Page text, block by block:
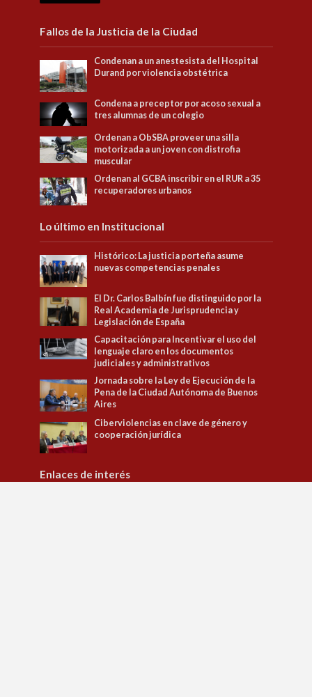
Fallos de la Justicia de la Ciudad
Condenan a un anestesista del Hospital
Durand por violencia obstétrica
Condena a preceptor por acoso sexual a
tres alumnas de un colegio
Ordenan a ObSBA proveer una silla
motorizada a un joven con distrofia
muscular
Ordenan al GCBA inscribir en el RUR a 35
recuperadores urbanos
Lo último en Institucional
Histórico: La justicia porteña asume
nuevas competencias penales
El Dr. Carlos Balbín fue distinguido por la
Real Academia de Jurisprudencia y
Legislación de España
Capacitación para Incentivar el uso del
lenguaje claro en los documentos
judiciales y administrativos
Jornada sobre la Ley de Ejecución de la
Pena de la Ciudad Autónoma de Buenos
Aires
Ciberviolencias en clave de género y
cooperación jurídica
Enlaces de interés